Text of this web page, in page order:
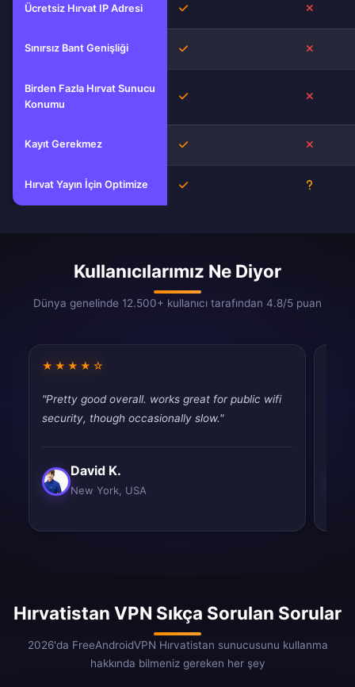
Ücretsiz Hırvat IP Adresi Evet
Sınırsız Bant Genişliği Evet
Birden Fazla Hırvat Sunucu
Konumu
Evet
Kayıt Gerekmez Evet
Hırvat Yayın İçin Optimize Evet
Kullanıcılarımız Ne Diyor
Dünya genelinde 12.500+ kullanıcı tarafından 4.8/5 puan
★★★★☆
"Pretty good overall. works great for public wifi
security, though occasionally slow."
David K.
New York, USA
Hırvatistan VPN Sıkça Sorulan Sorular
2026'da FreeAndroidVPN Hırvatistan sunucusunu kullanma
hakkında bilmeniz gereken her şey